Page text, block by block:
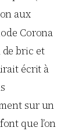
aux
Corona
bric et
écrit à
sur un
que l’on